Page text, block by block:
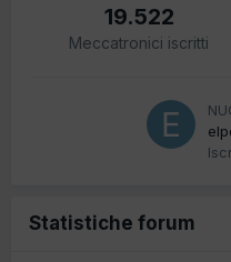
19.522
Meccatronici iscritti
Statistiche forum